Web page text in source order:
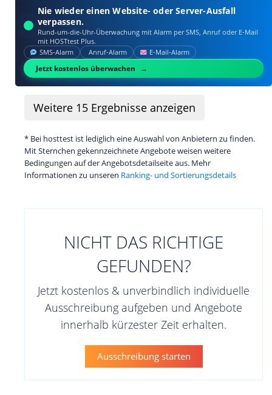
Nie wieder einen Website- oder Server-Ausfall
verpassen.
Rund-um-die-Uhr-Überwachung mit Alarm per SMS, Anruf oder E‑Mail
mit HOSTtest Plus.
SMS‑Alarm Anruf‑Alarm E‑Mail‑Alarm
Jetzt kostenlos überwachen
Weitere 15 Ergebnisse anzeigen
* Bei hosttest ist lediglich eine Auswahl von Anbietern zu finden.
Mit Sternchen gekennzeichnete Angebote weisen weitere
Bedingungen auf der Angebotsdetailseite aus. Mehr
Informationen zu unseren Ranking- und Sortierungsdetails
NICHT DAS RICHTIGE
GEFUNDEN?
Jetzt kostenlos & unverbindlich individuelle
Ausschreibung aufgeben und Angebote
innerhalb kürzester Zeit erhalten.
Ausschreibung starten